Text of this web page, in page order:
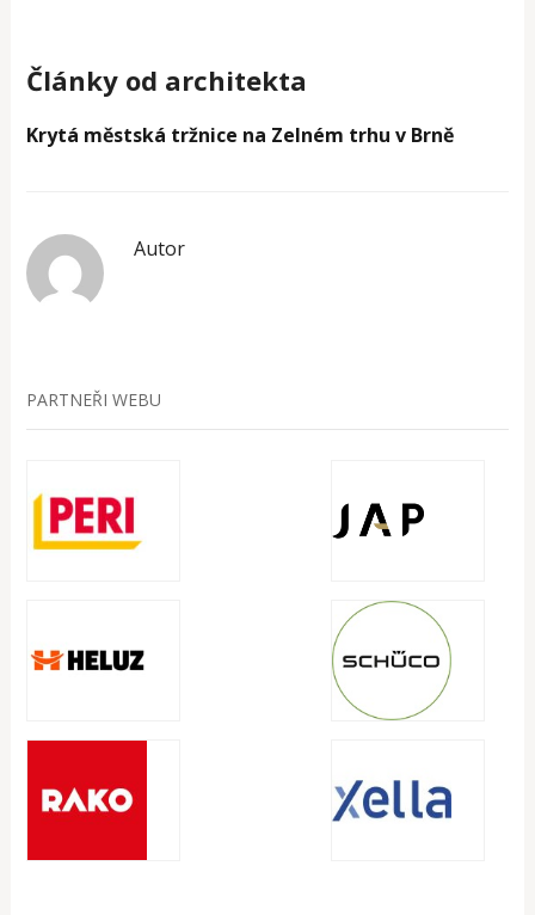
Články od architekta
Krytá městská tržnice na Zelném trhu v Brně
Autor
PARTNEŘI WEBU